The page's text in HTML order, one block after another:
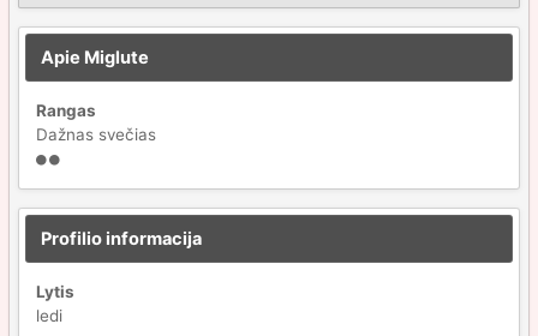
Apie Miglute
Rangas
Dažnas svečias
Profilio informacija
Lytis
ledi